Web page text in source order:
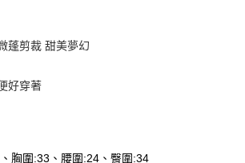
蓬剪裁 甜美夢幻
好穿著
胸圍:33、腰圍:24、臀圍:34